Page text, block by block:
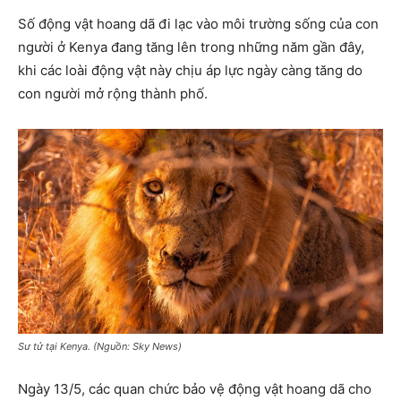
Số động vật hoang dã đi lạc vào môi trường sống của con
người ở Kenya đang tăng lên trong những năm gần đây,
khi các loài động vật này chịu áp lực ngày càng tăng do
con người mở rộng thành phố.
Sư tử tại Kenya. (Nguồn: Sky News)
Ngày 13/5, các quan chức bảo vệ động vật hoang dã cho